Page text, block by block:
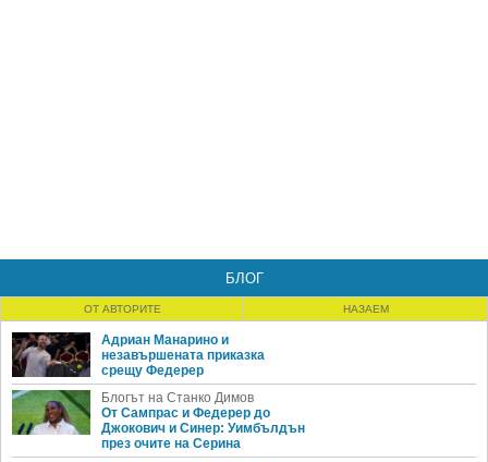
БЛОГ
ОТ АВТОРИТЕ НАЗАЕМ
Адриан Манарино и
незавършената приказка
срещу Федерер
Блогът на Станко Димов
От Сампрас и Федерер до
Джокович и Синер: Уимбълдън
през очите на Серина